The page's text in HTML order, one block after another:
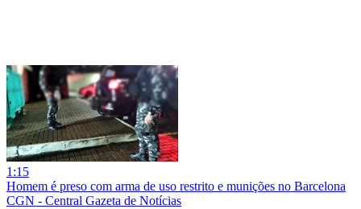
1:15
Homem é preso com arma de uso restrito e munições no Barcelona
CGN - Central Gazeta de Notícias